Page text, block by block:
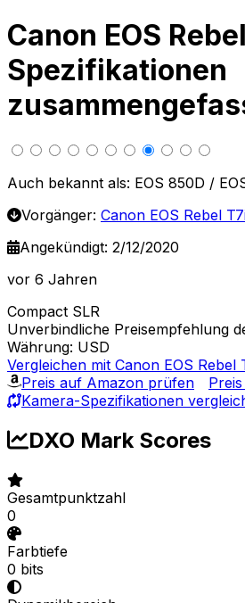
Canon EOS
Spezifikationen
Auch bekannt als: EOS 850D /
Vorgänger: Canon EOS Rebel
Angekündigt: 2/12/2020
vor 6 Jahren
Compact SLR
Unverbindliche Preisempfehlung
Währung: USD
Vergleichen mit Canon EOS Rebel
Preis auf Amazon prüfen
Kamera-Spezifikationen
DXO Mark Scores
Gesamtpunktzahl
0
Farbtiefe
0 bits